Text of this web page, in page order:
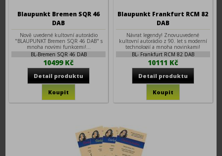
Blaupunkt Bremen SQR 46
DAB
Nově uvedené kultovní autorádio
"BLAUPUNKT Bremen SQR 46 DAB" s
mnoha novými funkcemi!...
BL-Bremen SQR 46 DAB
10499 Kč
Blaupunkt Frankfurt RCM 82
DAB
Návrat legendy! Znovuuvedené
kultovní autorádio z 90. let s moderní
technologií a mnoha novinkami!
BL- Frankfurt RCM 82 DAB
10111 Kč